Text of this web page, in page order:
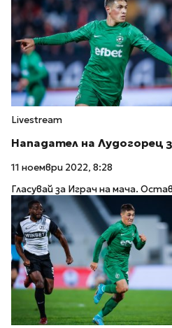
Livestream
Нападател на Лудогорец
11 ноември 2022, 8:28
Гласувай за Играч на мача.